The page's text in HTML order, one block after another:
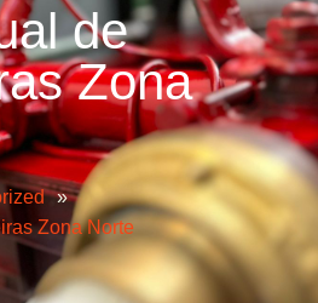
de
Zona
»
Zona Norte